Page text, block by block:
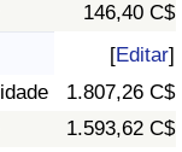
146,40 C$
[Editar]
1.807,26 C$
1.593,62 C$